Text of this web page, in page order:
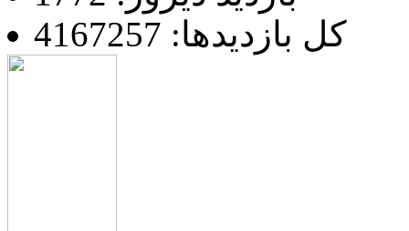
کل بازدیدها: 4167257